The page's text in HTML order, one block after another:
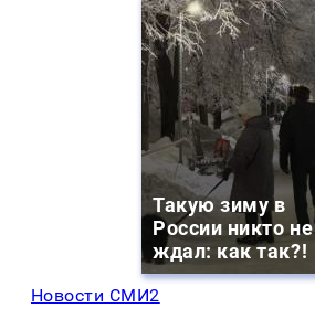
Такую зиму в
России никто не
ждал: как так?!
Новости СМИ2